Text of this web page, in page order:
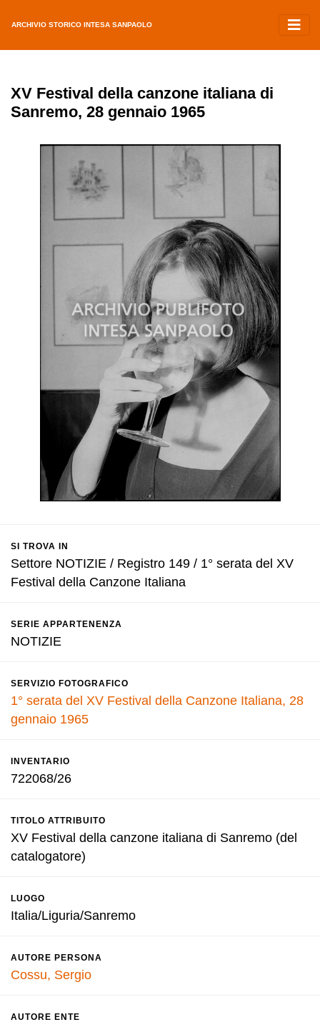
ARCHIVIO STORICO INTESA SANPAOLO
XV Festival della canzone italiana di
Sanremo, 28 gennaio 1965
SI TROVA IN
Settore NOTIZIE / Registro 149 / 1° serata del XV
Festival della Canzone Italiana
SERIE APPARTENENZA
NOTIZIE
SERVIZIO FOTOGRAFICO
1° serata del XV Festival della Canzone Italiana, 28
gennaio 1965
INVENTARIO
722068/26
TITOLO ATTRIBUITO
XV Festival della canzone italiana di Sanremo (del
catalogatore)
LUOGO
Italia/Liguria/Sanremo
AUTORE PERSONA
Cossu, Sergio
AUTORE ENTE